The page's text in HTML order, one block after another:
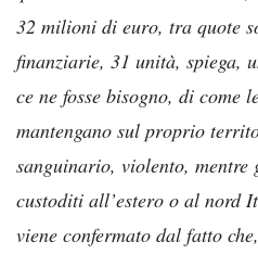
32 milioni di euro, tra quote
finanziarie, 31 unità, spiega,
ce ne fosse bisogno, di come
mantengano sul proprio
sanguinario, violento,
custoditi all’estero o al nord
viene confermato dal fatto